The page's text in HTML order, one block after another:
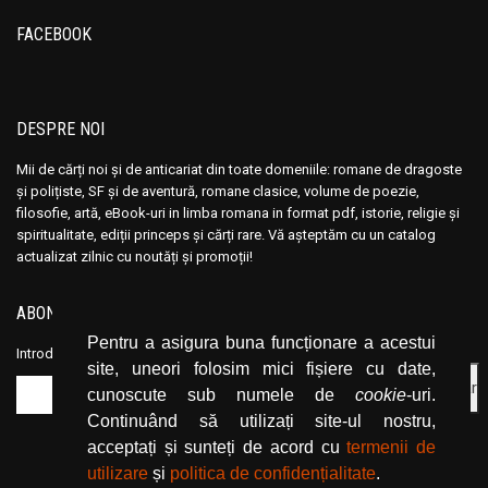
Pentru a asigura buna funcționare a acestui
site, uneori folosim mici fișiere cu date,
cunoscute sub numele de cookie-uri.
Continuând să utilizați site-ul nostru,
acceptați și sunteți de acord cutermenii de
utilizare și politica de confidențialitate.
Anais Nin
Anatolie Panis
Anca Dan
Andocide
Andre Bejin
Andre Castelot
Andre Leroi-Gourhan
Andre Malraux
Andre Maurois
Andre Miquel
Andre Theuriet
Anais Nin
Anatolie Panis
Anca Dan
Andocide
Andre Bejin
Andre Castelot
Andre Leroi-Gourhan
Andre Malraux
Andre Maurois
Andre Miquel
Andre Theuriet
FACEBOOK
DESPRE NOI
Mii de cărți noi și de anticariat din toate domeniile: romane de dragoste
și polițiste, SF și de aventură, romane clasice, volume de poezie,
filosofie, artă, eBook-uri in limba romana in format pdf, istorie, religie și
spiritualitate, ediții princeps și cărți rare. Vă așteptăm cu un catalog
actualizat zilnic cu noutăți și promoții!
ABONEAZĂ-TE LA NEWSLETTER
Introduceți adresa dvs. de email și dați click pe butonul de abonare.